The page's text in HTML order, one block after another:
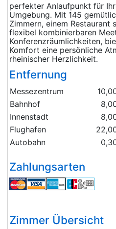
perfekter Anlaufpunkt für
Umgebung. Mit 145
Zimmern, einem Restaurant
flexibel kombinierbaren
Konferenzräumlichkeiten,
Komfort eine persönliche
rheinischer Herzlichkeit.
Entfernung
Messezentrum
Bahnhof
Innenstadt
Flughafen
Autobahn
Zahlungsarten
Zimmer Übersicht